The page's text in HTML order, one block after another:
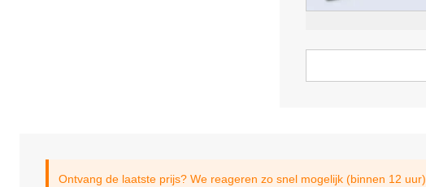
Ontvang de laatste prijs? We reageren zo snel mogelijk (binnen 12 uur)